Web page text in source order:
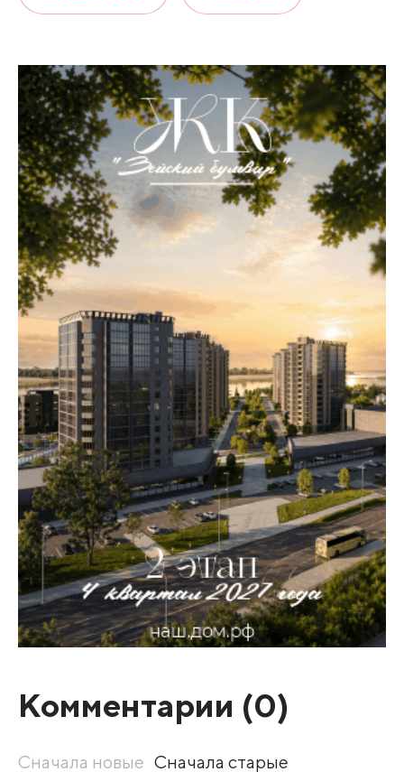
Комментарии (0)
Сначала новые Сначала старые